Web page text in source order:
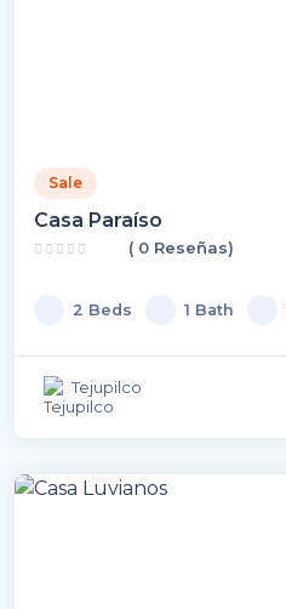
Sale
Casa Paraíso
( 0 Reseñas)
2 Beds 1 Bath
Tejupilco